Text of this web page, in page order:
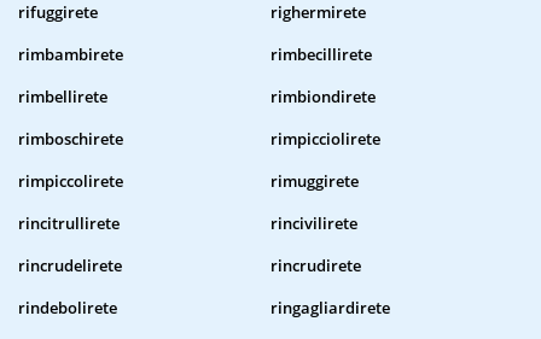
rifuggirete
righermirete
rimbambirete
rimbecillirete
rimbellirete
rimbiondirete
rimboschirete
rimpicciolirete
rimpiccolirete
rimuggirete
rincitrullirete
rincivilirete
rincrudelirete
rincrudirete
rindebolirete
ringagliardirete